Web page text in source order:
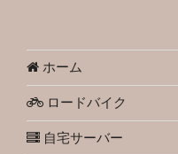
ホーム
ロードバイク
自宅サーバー